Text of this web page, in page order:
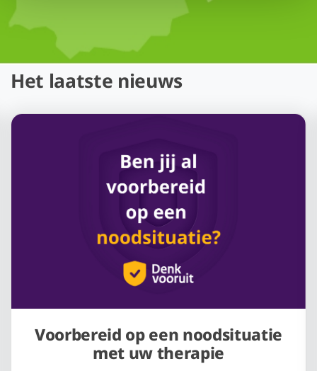
Het laatste nieuws
Voorbereid op een noodsituatie
met uw therapie